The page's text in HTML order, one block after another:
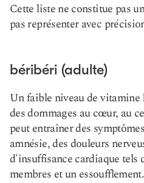
Cette liste ne constitue pas
pas représenter avec
béribéri (adulte)
Un faible niveau de vitamine
des dommages au cœur, au
peut entraîner des
amnésie, des douleurs
d'insuffisance cardiaque tels
membres et un essoufflement.